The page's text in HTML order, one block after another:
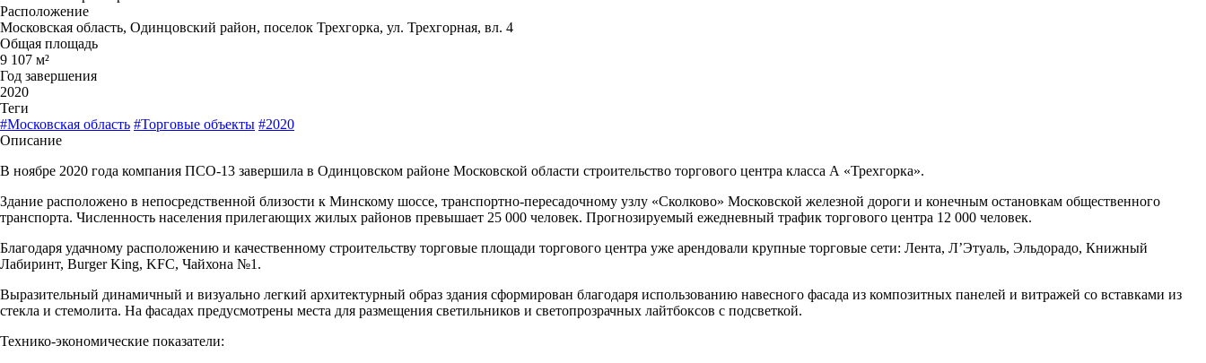
Расположение
Московская область, Одинцовский район, поселок Трехгорка, ул. Трехгорная, вл. 4
Общая площадь
9 107 м²
Год завершения
2020
Теги
#Московская область #Торговые объекты #2020
Описание
В ноябре 2020 года компания ПСО-13 завершила в Одинцовском районе Московской области строительство торгового центра класса А «Трехгорка».
Здание расположено в непосредственной близости к Минскому шоссе, транспортно-пересадочному узлу «Сколково» Московской железной дороги и конечным остановкам общественного
транспорта. Численность населения прилегающих жилых районов превышает 25 000 человек. Прогнозируемый ежедневный трафик торгового центра 12 000 человек.
Благодаря удачному расположению и качественному строительству торговые площади торгового центра уже арендовали крупные торговые сети: Лента, Л’Этуаль, Эльдорадо, Книжный
Лабиринт, Burger King, KFC, Чайхона №1.
Выразительный динамичный и визуально легкий архитектурный образ здания сформирован благодаря использованию навесного фасада из композитных панелей и витражей со вставками из
стекла и стемолита. На фасадах предусмотрены места для размещения светильников и светопрозрачных лайтбоксов с подсветкой.
Технико-экономические показатели: